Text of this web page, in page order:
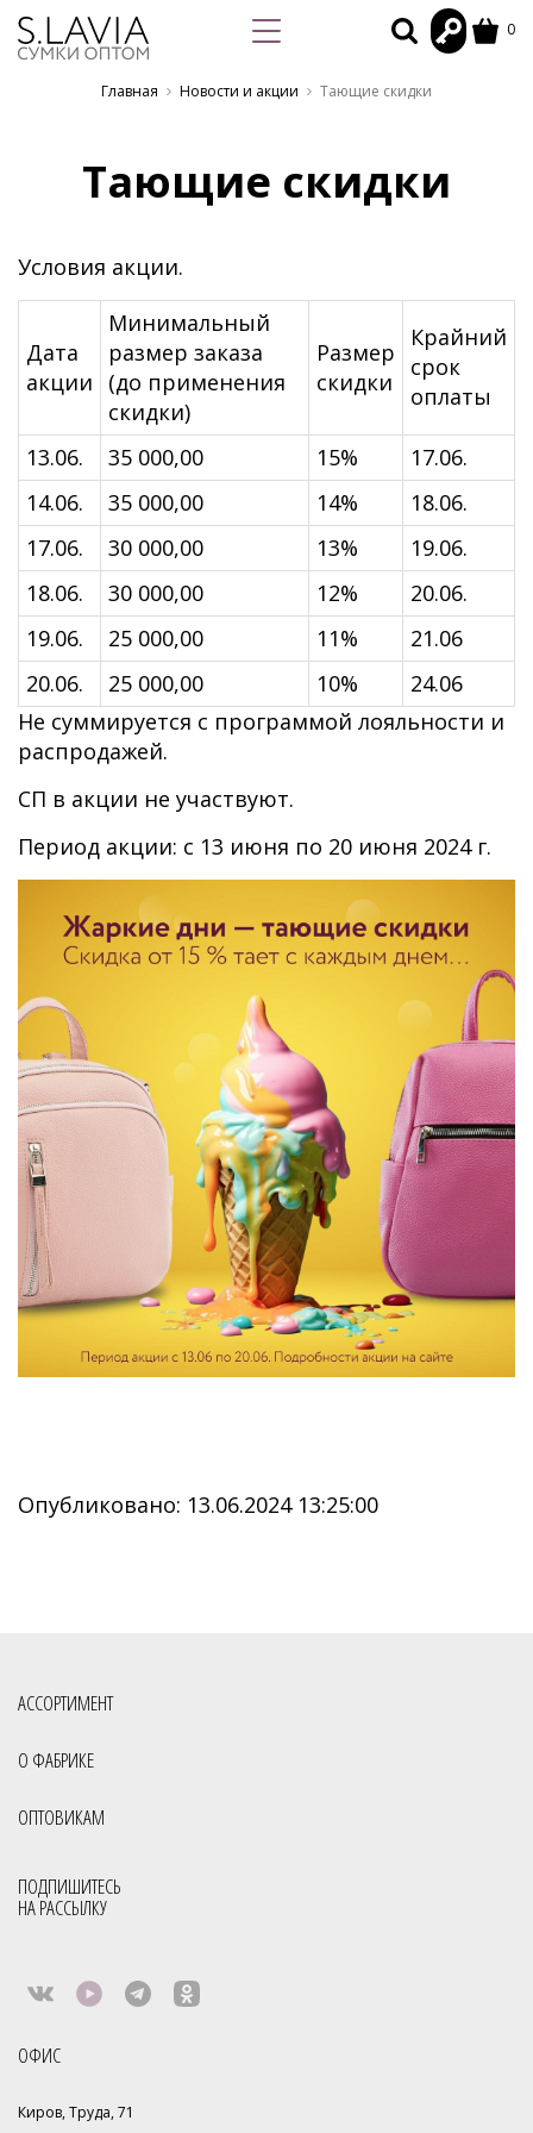
0
Главная Новости и акции Тающие скидки
Тающие скидки
Условия акции.
Дата
акции
Минимальный
размер заказа
(до применения
скидки)
Размер
скидки
Крайний
срок
оплаты
13.06. 35 000,00 15%
17.06.
14.06.
35 000,00 14%
18.06.
17.06.
30 000,00 13%
19.06.
18.06.
30 000,00 12%
20.06.
19.06.
25 000,00 11%
21.06
20.06.
25 000,00 10%
24.06
Не суммируется с программой лояльности и
распродажей.
СП в акции не участвуют.
Период акции: с 13 июня по 20 июня 2024 г.
Опубликовано: 13.06.2024 13:25:00
АССОРТИМЕНТ
О ФАБРИКЕ
ОПТОВИКАМ
ПОДПИШИТЕСЬ
НА РАССЫЛКУ
ОФИС
Киров, Труда, 71